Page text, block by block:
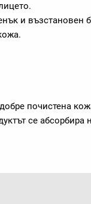
и възстановен
почистена
се абсорбира